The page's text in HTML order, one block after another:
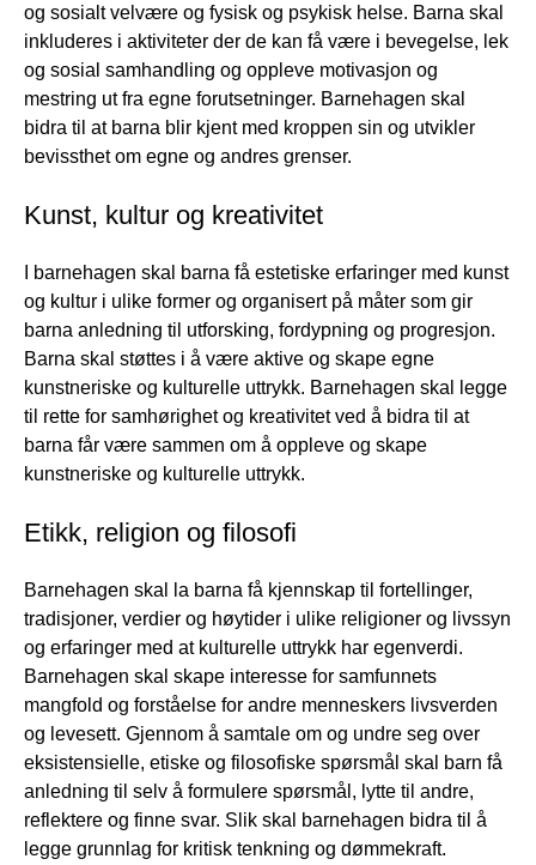
og sosialt velvære og fysisk og psykisk helse. Barna skal
inkluderes i aktiviteter der de kan få være i bevegelse, lek
og sosial samhandling og oppleve motivasjon og
mestring ut fra egne forutsetninger. Barnehagen skal
bidra til at barna blir kjent med kroppen sin og utvikler
bevissthet om egne og andres grenser.
Kunst, kultur og kreativitet
I barnehagen skal barna få estetiske erfaringer med kunst
og kultur i ulike former og organisert på måter som gir
barna anledning til utforsking, fordypning og progresjon.
Barna skal støttes i å være aktive og skape egne
kunstneriske og kulturelle uttrykk. Barnehagen skal legge
til rette for samhørighet og kreativitet ved å bidra til at
barna får være sammen om å oppleve og skape
kunstneriske og kulturelle uttrykk.
Etikk, religion og filosofi
Barnehagen skal la barna få kjennskap til fortellinger,
tradisjoner, verdier og høytider i ulike religioner og livssyn
og erfaringer med at kulturelle uttrykk har egenverdi.
Barnehagen skal skape interesse for samfunnets
mangfold og forståelse for andre menneskers livsverden
og levesett. Gjennom å samtale om og undre seg over
eksistensielle, etiske og filosofiske spørsmål skal barn få
anledning til selv å formulere spørsmål, lytte til andre,
reflektere og finne svar. Slik skal barnehagen bidra til å
legge grunnlag for kritisk tenkning og dømmekraft.